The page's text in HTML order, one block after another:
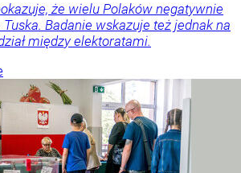
że wielu Polaków negatywnie
Badanie wskazuje też jednak na
między elektoratami.